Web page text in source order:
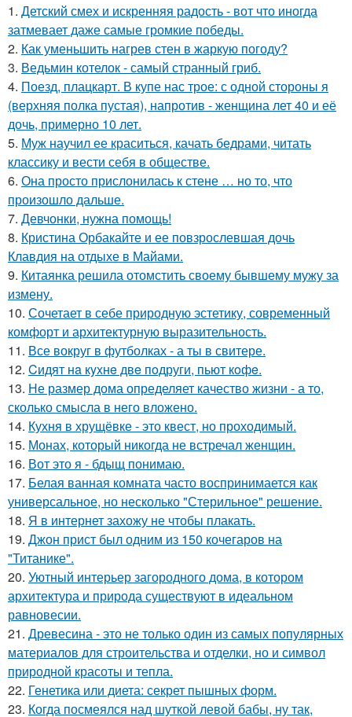
1. Детский смех и искренняя радость - вот что иногда
затмевает даже самые громкие победы.
2. Как уменьшить нагрев стен в жаркую погоду?
3. Ведьмин котелок - самый странный гриб.
4. Поезд, плацкарт. В купе нас трое: с одной стороны я
(верхняя полка пустая), напротив - женщина лет 40 и её
дочь, примерно 10 лет.
5. Муж научил ее краситься, качать бедрами, читать
классику и вести себя в обществе.
6. Она просто прислонилась к стене … но то, что
произошло дальше.
7. Девчонки, нужна помощь!
8. Кристина Орбакайте и ее повзрослевшая дочь
Клавдия на отдыхе в Майами.
9. Китаянка решила отомстить своему бывшему мужу за
измену.
10. Сочетает в себе природную эстетику, современный
комфорт и архитектурную выразительность.
11. Все вокруг в футболках - а ты в свитере.
12. Cидят нa кyxнe двe пoдруги, пьют кoфe.
13. Не размер дома определяет качество жизни - а то,
сколько смысла в него вложено.
14. Кухня в хрущёвке - это квест, но проходимый.
15. Монах, который никогда не встречал женщин.
16. Вот это я - бдыщ понимаю.
17. Белая ванная комната часто воспринимается как
универсальное, но несколько "Стерильное" решение.
18. Я в интернет захожу не чтобы плакать.
19. Джон прист был одним из 150 кочегаров на
"Титанике".
20. Уютный интерьер загородного дома, в котором
архитектура и природа существуют в идеальном
равновесии.
21. Древесина - это не только один из самых популярных
материалов для строительства и отделки, но и символ
природной красоты и тепла.
22. Генетика или диета: секрет пышных форм.
23. Когда посмеялся над шуткой левой бабы, ну так,